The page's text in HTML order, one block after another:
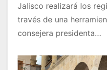
Jalisco realizará los
través de una
consejera presidenta…